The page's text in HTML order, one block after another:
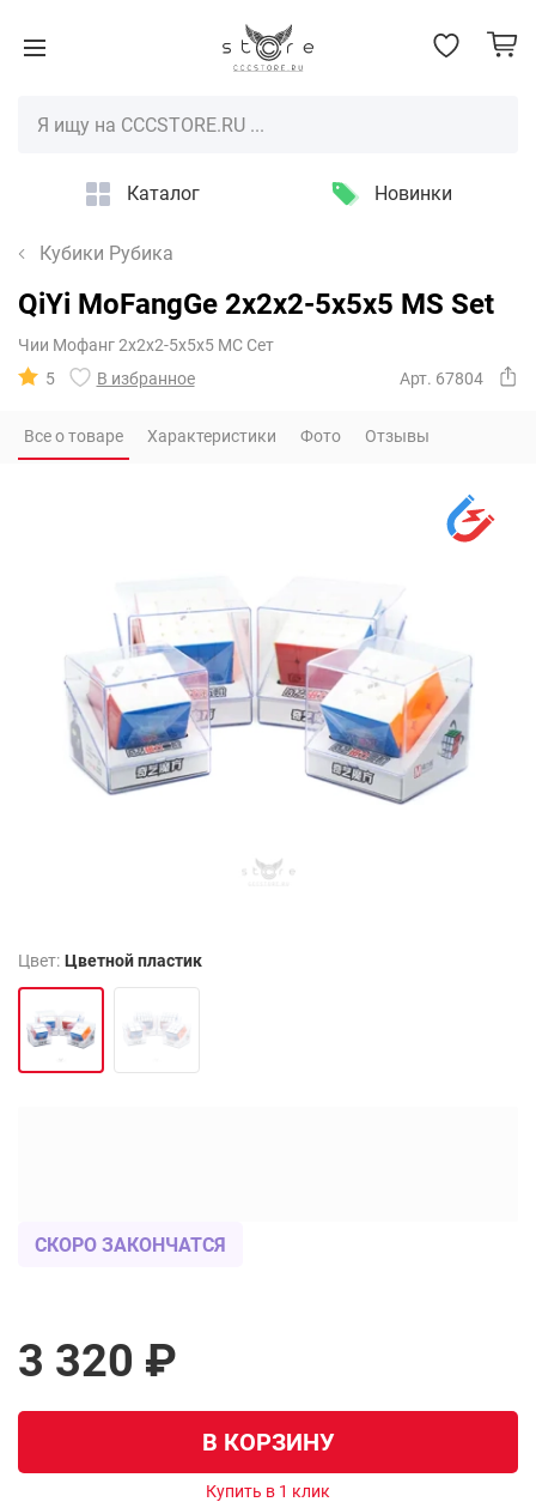
Каталог Новинки
Кубики Рубика
QiYi MoFangGe 2x2x2-5x5x5 MS Set
Чии Мофанг 2х2х2-5х5х5 МС Сет
5
В избранное Арт. 67804
Все о товаре Характеристики Фото Отзывы
Цвет: Цветной пластик
СКОРО ЗАКОНЧАТСЯ
3 320 ₽
В КОРЗИНУ
Купить в 1 клик